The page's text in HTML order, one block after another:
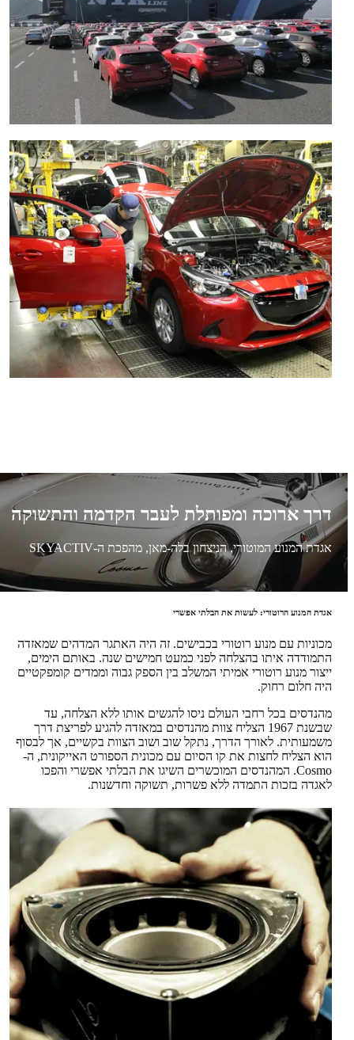
דרך ארוכה ומפותלת לעבר הקדמה והתשוקה
אגדת המנוע המוטורי, הניצחון בלה-מאן, מהפכת ה-SKYACTIV
אגדת המנוע הרוטורי: לעשות את הבלתי אפשרי
מכוניות עם מנוע רוטורי בכבישים. זה היה האתגר המדהים שמאזדה
התמודדה איתו בהצלחה לפני כמעט חמישים שנה. באותם הימים,
ייצור מנוע רוטורי אמיתי המשלב בין הספק גבוה וממדים קומפקטיים
היה חלום רחוק.
מהנדסים בכל רחבי העולם ניסו להגשים אותו ללא הצלחה, עד
שבשנת 1967 הצליח צוות מהנדסים במאזדה להגיע לפריצת דרך
משמעותית. לאורך הדרך, נתקל שוב ושוב הצוות בקשיים, אך לבסוף
הוא הצליח לחצות את קו הסיום עם מכונית הספורט האייקונית, ה-
Cosmo. המהנדסים המוכשרים השיגו את הבלתי אפשרי והפכו
לאגדה בזכות התמדה ללא פשרות, תשוקה וחדשנות.